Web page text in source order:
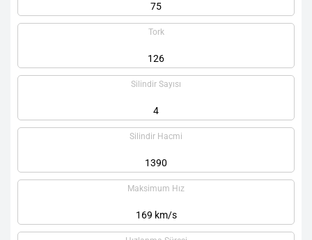
75
Tork
126
Silindir Sayısı
4
Silindir Hacmi
1390
Maksimum Hız
169 km/s